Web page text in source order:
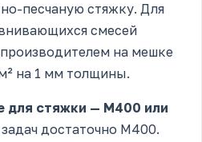
песчаную стяжку. Для
смесей
на мешке
на 1 мм толщины.
для стяжки — М400 или
достаточно М400.